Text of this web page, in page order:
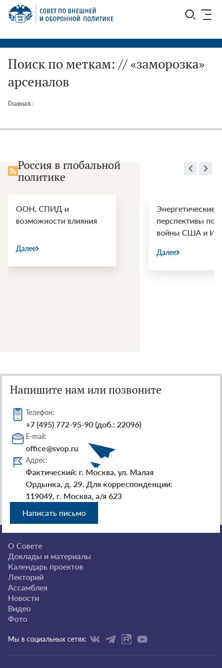
Перейти
СВОП
Поиск по меткам: // «заморозка»
арсеналов
Главная ›
Россия в глобальной
политике
ООН, СПИД и
возможности влияния
Далее
Энергетические
перспективы
войны США и
Далее
Напишите нам или позвоните
Телефон:
+7 (495) 772-95-90 (доб.: 22096)
E-mail:
office@svop.ru
Адрес:
Фактический: г. Москва, ул. Малая
Ордынка, д. 29. Для корреспонденции:
119049, г. Москва, а/я 623
Написать письмо
О Совете
Доклады и материалы
Календарь проектов
Лекторий
Ассамблея
Новости
Видео
Фото
Мы в социальных сетях: